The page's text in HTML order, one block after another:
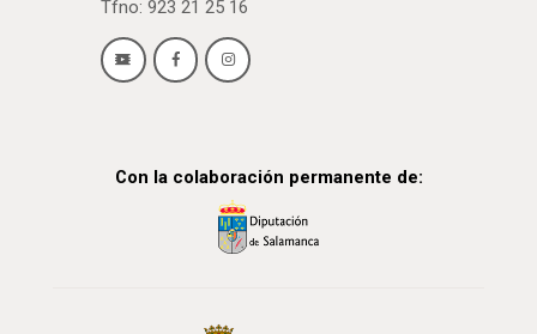
Tfno: 923 21 25 16
Con la colaboración permanente de: